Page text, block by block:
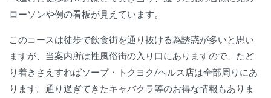
ローソンや例の看板が見えています。
このコースは徒歩で飲食街を通り抜ける為誘惑が多いと思い
ますが、当案内所は性風俗街の入り口にありますので、たど
り着きさえすればソープ・トクヨク/ヘルス店は全部周りにあ
ります。通り過ぎてきたキャバクラ等のお得な情報もありま